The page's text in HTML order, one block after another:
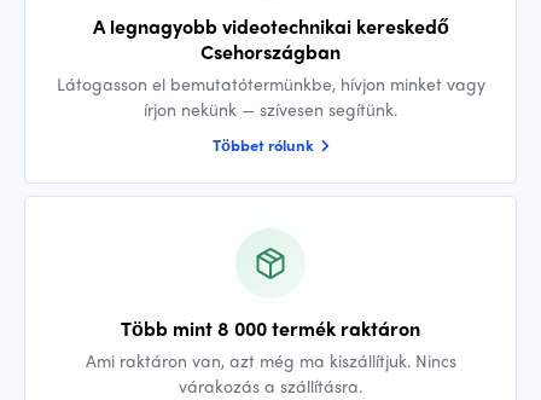
A legnagyobb videotechnikai kereskedő
Csehországban
Látogasson el bemutatótermünkbe, hívjon minket vagy
írjon nekünk — szívesen segítünk.
Többet rólunk
Több mint 8 000 termék raktáron
Ami raktáron van, azt még ma kiszállítjuk. Nincs
várakozás a szállításra.